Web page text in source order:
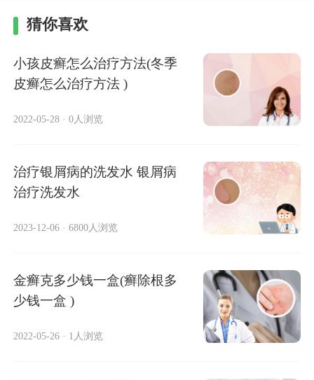
猜你喜欢
小孩皮癣怎么治疗方法(冬季
皮癣怎么治疗方法 )
2022-05-28 · 0人浏览
治疗银屑病的洗发水 银屑病
治疗洗发水
2023-12-06 · 6800人浏览
金癣克多少钱一盒(癣除根多
少钱一盒 )
2022-05-26 · 1人浏览